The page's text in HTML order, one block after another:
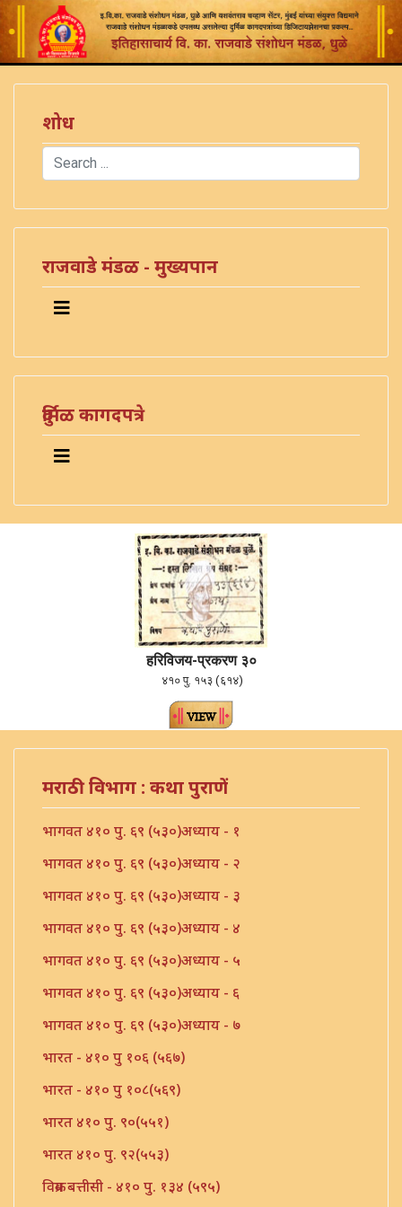
शोध
Search
राजवाडे मंडळ - मुख्यपान
दुर्मिळ कागदपत्रे
हरिविजय-प्रकरण ३०
४१० पु. १५३ (६१४)
मराठी विभाग : कथा पुराणें
भागवत ४१० पु. ६९ (५३०)अध्याय - १
भागवत ४१० पु. ६९ (५३०)अध्याय - २
भागवत ४१० पु. ६९ (५३०)अध्याय - ३
भागवत ४१० पु. ६९ (५३०)अध्याय - ४
भागवत ४१० पु. ६९ (५३०)अध्याय - ५
भागवत ४१० पु. ६९ (५३०)अध्याय - ६
भागवत ४१० पु. ६९ (५३०)अध्याय - ७
भारत - ४१० पु १०६ (५६७)
भारत - ४१० पु १०८(५६९)
भारत ४१० पु. ९०(५५१)
भारत ४१० पु. ९२(५५३)
विक्रम बत्तीसी - ४१० पु. १३४ (५९५)